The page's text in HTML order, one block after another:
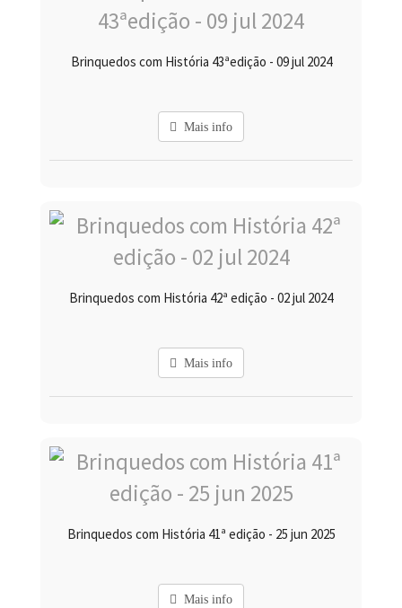
Brinquedos com História 43ªedição - 09 jul 2024
Mais info
Brinquedos com História 42ª edição - 02 jul 2024
Mais info
Brinquedos com História 41ª edição - 25 jun 2025
Mais info